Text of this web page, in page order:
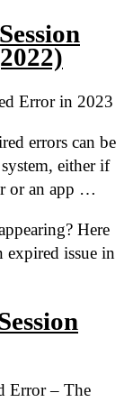
Error in 2023
errors can be
either if
or an app …
Here
expired issue in
Error – The